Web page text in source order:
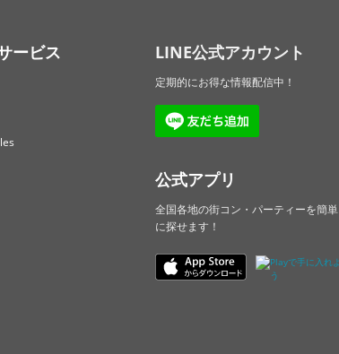
ービス LINE公式アカウント
定期的にお得な情報配信中！
公式アプリ
全国各地の街コン・パーティーを簡単
に探せます！